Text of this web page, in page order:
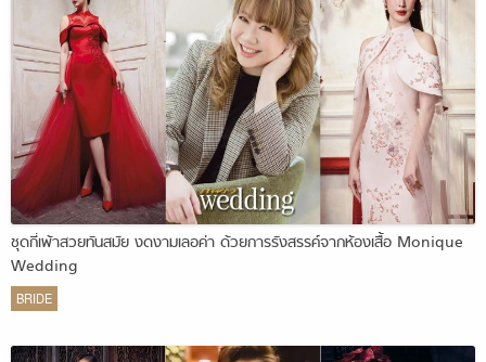
ชุดกี่เพ้าสวยทันสมัย งดงามเลอค่า ด้วยการรังสรรค์จากห้องเสื้อ Monique
Wedding
BRIDE